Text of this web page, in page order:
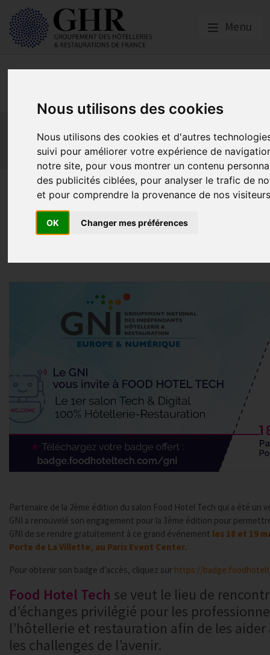
Nous utilisons des cookies
Nous utilisons des cookies et d'autres
suivi pour améliorer votre expérience de
notre site, pour vous montrer un contenu
des publicités ciblées, pour analyser le trafic de
et pour comprendre la provenance de nos
OK Changer mes préférences
Menu
Economie collaborative
Innovation et digitalisation
Mon Parc Num
Informatique Europe
Food Hotel Tech 3ème édition
Actualités
Partenaire de la 2ème édition du salon Food Hotel Tech qui a été un
GNI a renouvelé son engagement pour la 3ème édition pour
GNI de se rendre gratuitement à ce grand événement les 18 et 19
Porte de La Villette, au Paris Event Center.
Pour obtenir son badge d’accès, cliquez sur https://
Food Hotel Tech se veut le lieu de
d’échanges privilégié pour les
l’hôtellerie et restauration afin de les aider
les challenges de l’avenir.